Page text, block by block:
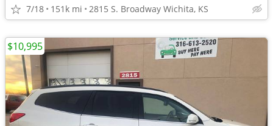
7/18 151k mi 2815 S. Broadway Wichita, KS
$10,995